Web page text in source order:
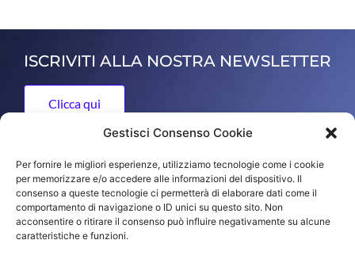
Gestisci Consenso Cookie
Per fornire le migliori esperienze, utilizziamo tecnologie come i cookie
per memorizzare e/o accedere alle informazioni del dispositivo. Il
consenso a queste tecnologie ci permetterà di elaborare dati come il
comportamento di navigazione o ID unici su questo sito. Non
acconsentire o ritirare il consenso può influire negativamente su alcune
caratteristiche e funzioni.
ISCRIVITI ALLA NOSTRA NEWSLETTER
Clicca qui
ORO FRANCO di Franco Yuri
Via dell'Artigianato 13, 36050 Bolzano Vicentino, Vicenza,
Italy
tel +39 (0)444 350920 - info@francofranco.it